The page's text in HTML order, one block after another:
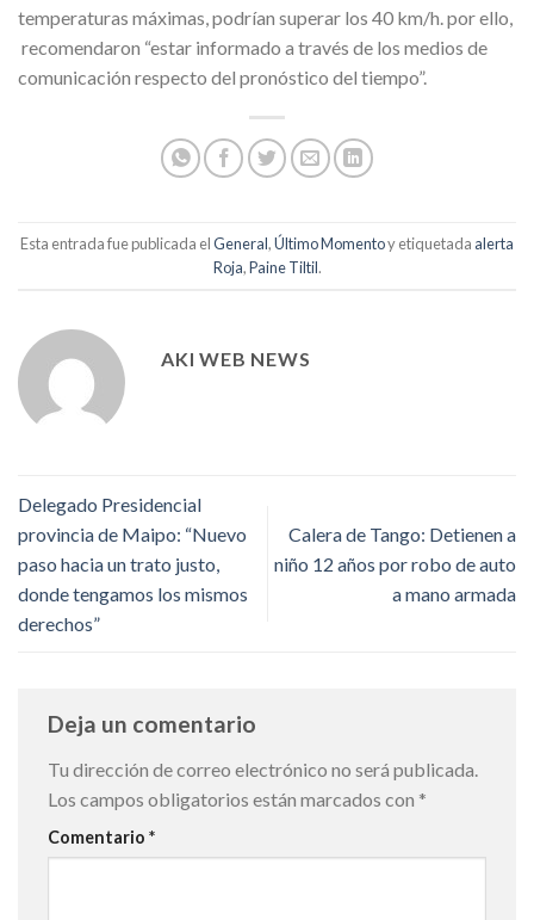
temperaturas máximas, podrían superar los 40 km/h. por ello,
recomendaron “estar informado a través de los medios de
comunicación respecto del pronóstico del tiempo”.
Esta entrada fue publicada elGeneral,Último Momentoy etiquetada alerta
Roja,Paine Tiltil.
AKI WEB NEWS
Delegado Presidencial
provincia de Maipo: “Nuevo
paso hacia un trato justo,
donde tengamos los mismos
derechos”
Calera de Tango: Detienen a
niño 12 años por robo de auto
a mano armada
Deja un comentario
Tu dirección de correo electrónico no será publicada.
Los campos obligatorios están marcados con *
Comentario *